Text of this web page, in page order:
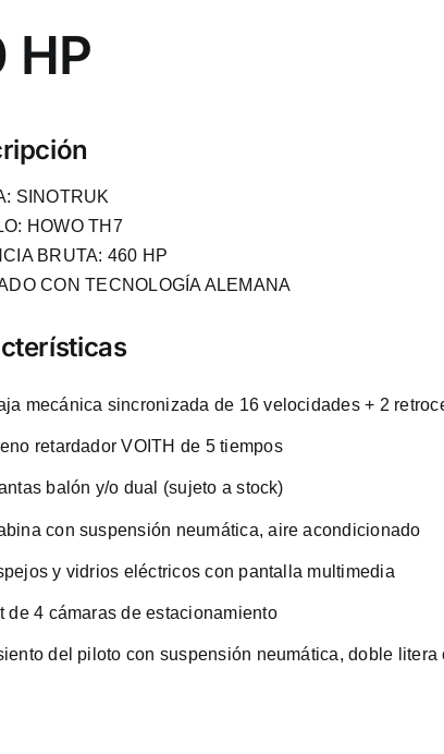
HP
SINOTRUK
HOWO TH7
BRUTA: 460 HP
CON TECNOLOGÍA ALEMANA
mecánica sincronizada de 16 velocidades + 2
retardador VOITH de 5 tiempos
balón y/o dual (sujeto a stock)
con suspensión neumática, aire acondicionado
y vidrios eléctricos con pantalla multimedia
de 4 cámaras de estacionamiento
del piloto con suspensión neumática, doble litera